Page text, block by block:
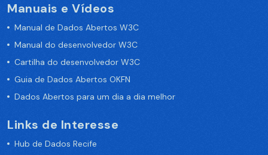
Manuais e Vídeos
Manual de Dados Abertos W3C
Manual do desenvolvedor W3C
Cartilha do desenvolvedor W3C
Guia de Dados Abertos OKFN
Dados Abertos para um dia a dia melhor
Links de Interesse
Hub de Dados Recife